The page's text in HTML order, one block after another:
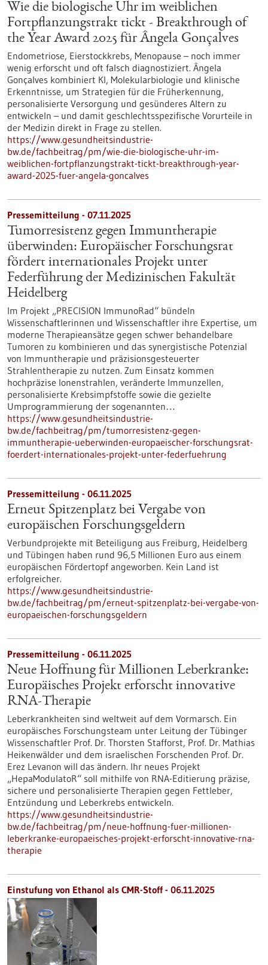
Wie die biologische Uhr im weiblichen
Fortpflanzungstrakt tickt - Breakthrough of
the Year Award 2025 für Ângela Gonçalves
Endometriose, Eierstockkrebs, Menopause – noch immer
wenig erforscht und oft falsch diagnostiziert. Ângela
Gonçalves kombiniert KI, Molekularbiologie und klinische
Erkenntnisse, um Strategien für die Früherkennung,
personalisierte Versorgung und gesünderes Altern zu
entwickeln – und damit geschlechtsspezifische Vorurteile in
der Medizin direkt in Frage zu stellen.
https://www.gesundheitsindustrie-
bw.de/fachbeitrag/pm/wie-die-biologische-uhr-im-
weiblichen-fortpflanzungstrakt-tickt-breakthrough-year-
award-2025-fuer-angela-goncalves
Pressemitteilung - 07.11.2025
Tumorresistenz gegen Immuntherapie
überwinden: Europäischer Forschungsrat
fördert internationales Projekt unter
Federführung der Medizinischen Fakultät
Heidelberg
Im Projekt „PRECISION ImmunoRad“ bündeln
Wissenschaftlerinnen und Wissenschaftler ihre Expertise, um
moderne Therapieansätze gegen schwer behandelbare
Tumoren zu kombinieren und das synergistische Potenzial
von Immuntherapie und präzisionsgesteuerter
Strahlentherapie zu nutzen. Zum Einsatz kommen
hochpräzise Ionenstrahlen, veränderte Immunzellen,
personalisierte Krebsimpfstoffe sowie die gezielte
Umprogrammierung der sogenannten…
https://www.gesundheitsindustrie-
bw.de/fachbeitrag/pm/tumorresistenz-gegen-
immuntherapie-ueberwinden-europaeischer-forschungsrat-
foerdert-internationales-projekt-unter-federfuehrung
Pressemitteilung - 06.11.2025
Erneut Spitzenplatz bei Vergabe von
europäischen Forschungsgeldern
Verbundprojekte mit Beteiligung aus Freiburg, Heidelberg
und Tübingen haben rund 96,5 Millionen Euro aus einem
europäischen Fördertopf angeworben. Kein Land ist
erfolgreicher.
https://www.gesundheitsindustrie-
bw.de/fachbeitrag/pm/erneut-spitzenplatz-bei-vergabe-von-
europaeischen-forschungsgeldern
Pressemitteilung - 06.11.2025
Neue Hoffnung für Millionen Leberkranke:
Europäisches Projekt erforscht innovative
RNA-Therapie
Leberkrankheiten sind weltweit auf dem Vormarsch. Ein
europäisches Forschungsteam unter Leitung der Tübinger
Wissenschaftler Prof. Dr. Thorsten Stafforst, Prof. Dr. Mathias
Heikenwälder und dem israelischen Forschenden Prof. Dr.
Erez Levanon will das ändern. Ihr neues Projekt
„HepaModulatoR“ soll mithilfe von RNA-Editierung präzise,
sichere und personalisierte Therapien gegen Fettleber,
Entzündung und Leberkrebs entwickeln.
https://www.gesundheitsindustrie-
bw.de/fachbeitrag/pm/neue-hoffnung-fuer-millionen-
leberkranke-europaeisches-projekt-erforscht-innovative-rna-
therapie
Einstufung von Ethanol als CMR-Stoff - 06.11.2025